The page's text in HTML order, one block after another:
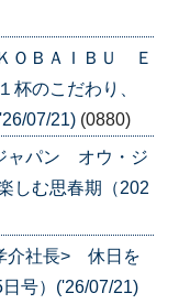
ＯＢＡＩＢＵ Ｅ
のこだわり、
07/21) (0880)
ャパン オウ・ジ
しむ思春期（202
介社長> 休日を
号）('26/07/21)